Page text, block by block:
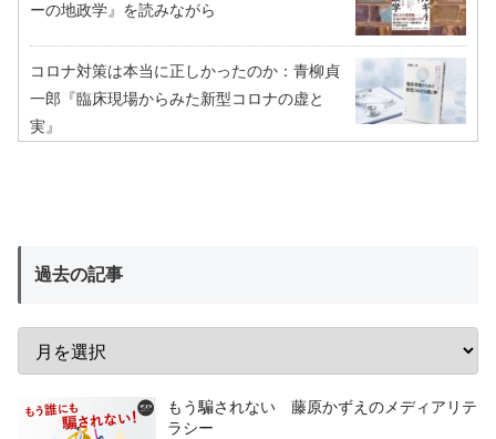
ーの地政学』を読みながら
コロナ対策は本当に正しかったのか：青柳貞
一郎『臨床現場からみた新型コロナの虚と
実』
過去の記事
もう騙されない 藤原かずえのメディアリテ
ラシー